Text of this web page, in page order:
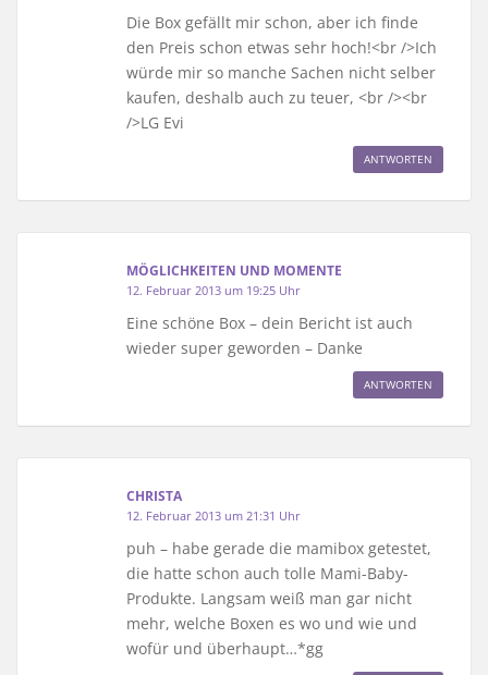
Die Box gefällt mir schon, aber ich finde
den Preis schon etwas sehr hoch!<br />Ich
würde mir so manche Sachen nicht selber
kaufen, deshalb auch zu teuer, <br /><br
/>LG Evi
ANTWORTEN
MÖGLICHKEITEN UND MOMENTE
12. Februar 2013 um 19:25 Uhr
Eine schöne Box – dein Bericht ist auch
wieder super geworden – Danke
ANTWORTEN
CHRISTA
12. Februar 2013 um 21:31 Uhr
puh – habe gerade die mamibox getestet,
die hatte schon auch tolle Mami-Baby-
Produkte. Langsam weiß man gar nicht
mehr, welche Boxen es wo und wie und
wofür und überhaupt…*gg